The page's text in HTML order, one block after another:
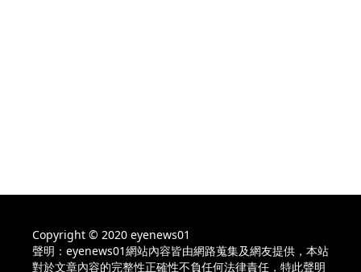
Copyright © 2020 eyenews01
聲明：eyenews01網站內容皆由網路蒐集及網友提供，本站
對於文章內容的完整性正確性不負任何法律責任，特此聲明